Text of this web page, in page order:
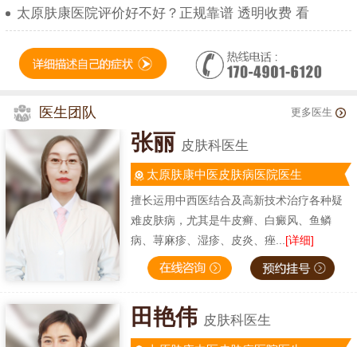
太原肤康医院评价好不好？正规靠谱 透明收费 看
医生团队 更多医生
张丽 皮肤科医生
太原肤康中医皮肤病医院医生
擅长运用中西医结合及高新技术治疗各种疑
难皮肤病，尤其是牛皮癣、白癜风、鱼鳞
病、荨麻疹、湿疹、皮炎、痤... [详细]
田艳伟 皮肤科医生